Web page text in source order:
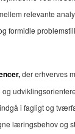
relevante
formidle
der erhverves
i fagligt og
læringsbehov og